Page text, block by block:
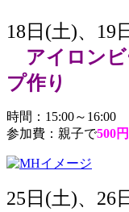
18日(土)、19
アイロン
プ作り
時間：15:00～16:00
参加費：親子で500円
25日(土)、26